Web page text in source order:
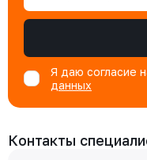
Я даю согласие
данных
Контакты